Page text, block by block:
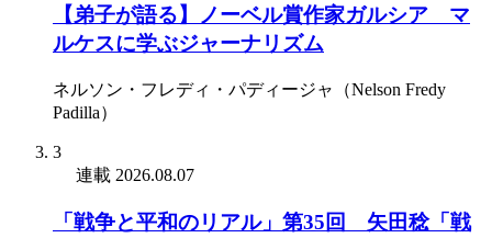
【弟子が語る】ノーベル賞作家ガルシア゠マ
ルケスに学ぶジャーナリズム
ネルソン・フレディ・パディージャ（Nelson Fredy
Padilla）
3
連載 2026.08.07
「戦争と平和のリアル」第35回 矢田稔「戦